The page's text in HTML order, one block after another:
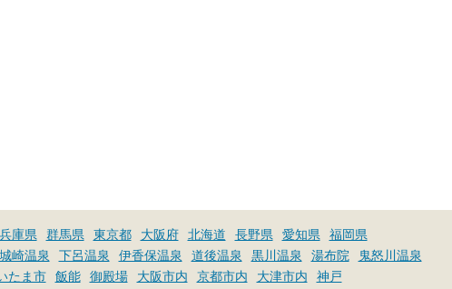
兵庫県 群馬県 東京都 大阪府 北海道 長野県 愛知県
福岡県
城崎温泉 下呂温泉 伊香保温泉 道後温泉 黒川温泉 湯布院
鬼怒川温泉
たま市 飯能 御殿場 大阪市内 京都市内 大津市内
神戸